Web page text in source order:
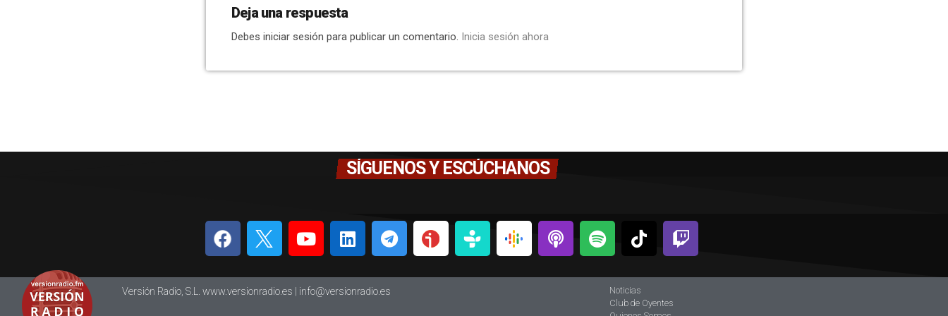
Deja una respuesta
Debes iniciar sesión para publicar un comentario. Inicia sesión ahora
SÍGUENOS Y ESCÚCHANOS
Versión Radio, S.L. www.versionradio.es | info@versionradio.es
Noticias
Club de Oyentes